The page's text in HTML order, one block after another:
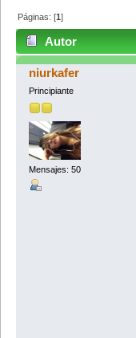
Páginas: [1]
Autor
CU00669B (Leído
niurkafer
Principiante
Mensajes: 50